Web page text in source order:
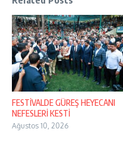
FESTİVALDE GÜREŞ HEYECANI
NEFESLERİ KESTİ
Ağustos 10, 2026